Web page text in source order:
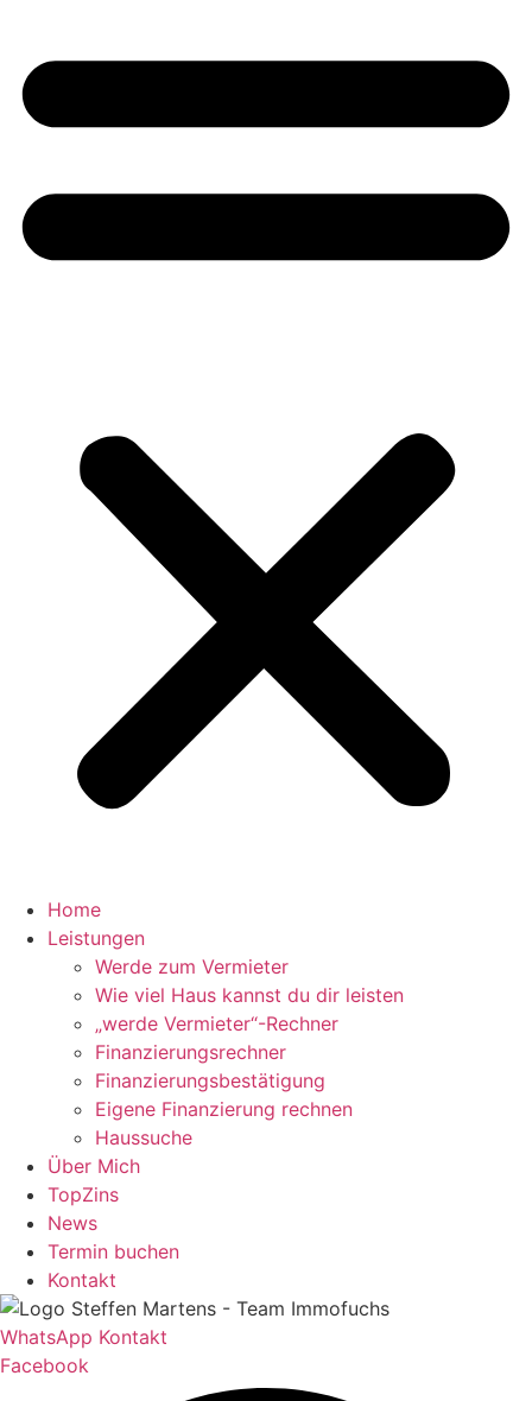
Home
Leistungen
Werde zum Vermieter
Wie viel Haus kannst du dir leisten
„werde Vermieter“-Rechner
Finanzierungsrechner
Finanzierungsbestätigung
Eigene Finanzierung rechnen
Haussuche
Über Mich
TopZins
News
Termin buchen
Kontakt
WhatsApp Kontakt
Facebook